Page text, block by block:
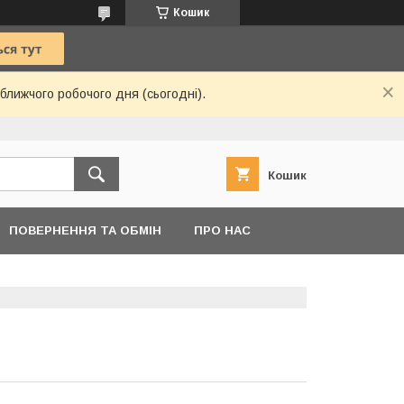
Кошик
робочого дня (сьогодні).
Кошик
ПОВЕРНЕННЯ ТА ОБМІН ПРО НАС